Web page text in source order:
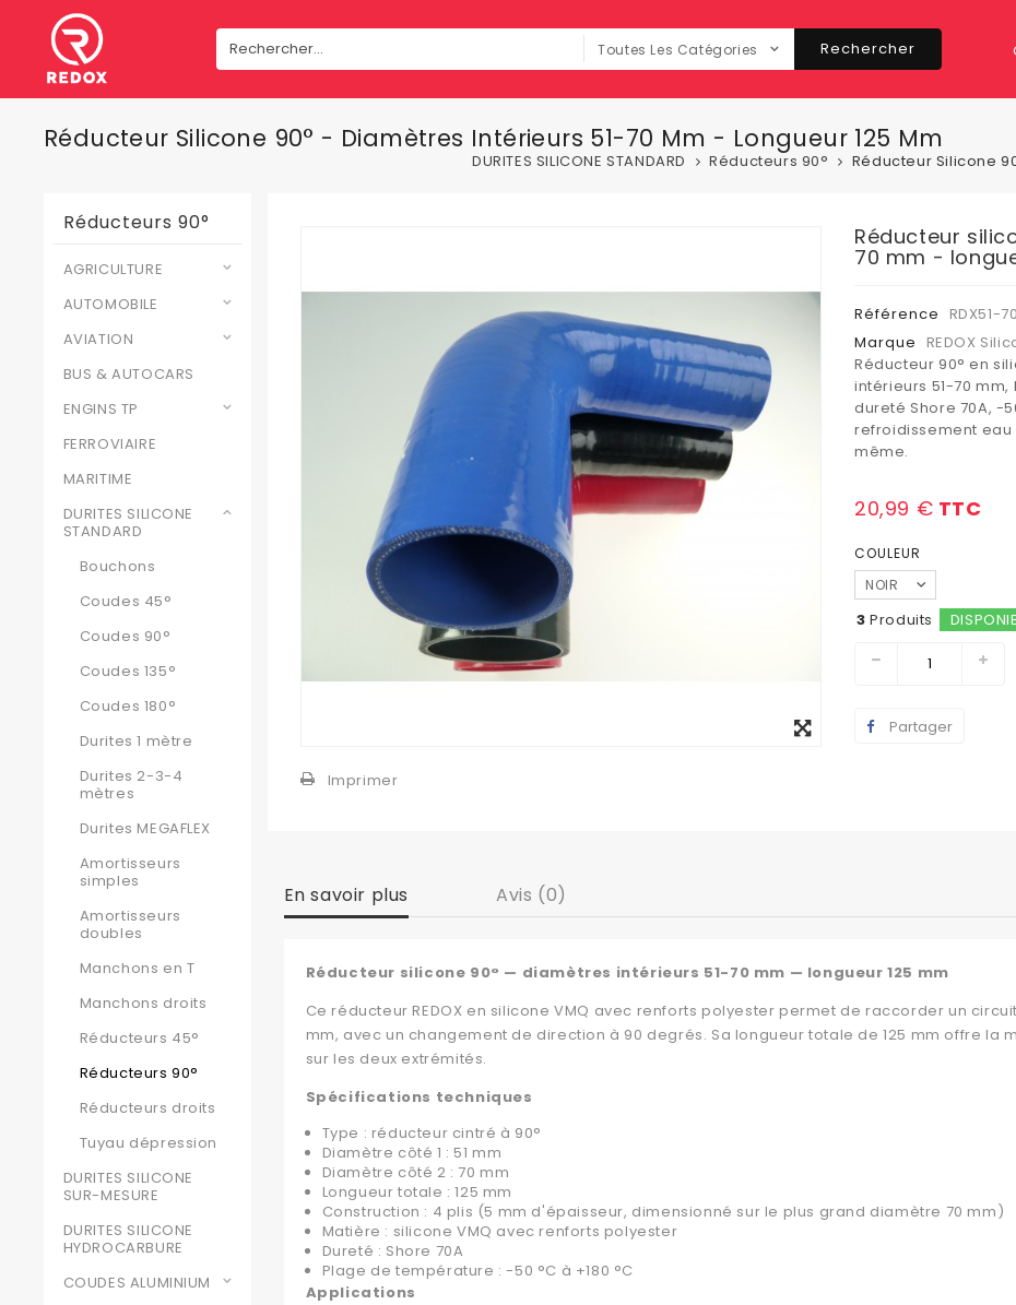
Toutes Les Catégories Rechercher
Réducteur Silicone 90° - Diamètres Intérieurs 51-70 Mm - Longueur 125 Mm
DURITES SILICONE STANDARD Réducteurs 90° Réducteur Silicone
Réducteurs 90°
AGRICULTURE
AUTOMOBILE
AVIATION
BUS & AUTOCARS
ENGINS TP
FERROVIAIRE
MARITIME
DURITES SILICONE
STANDARD
Bouchons
Coudes 45°
Coudes 90°
Coudes 135°
Coudes 180°
Durites 1 mètre
Durites 2-3-4
mètres
Durites MEGAFLEX
Amortisseurs
simples
Amortisseurs
doubles
Manchons en T
Manchons droits
Réducteurs 45°
Réducteurs 90°
Réducteurs droits
Tuyau dépression
DURITES SILICONE
SUR-MESURE
DURITES SILICONE
HYDROCARBURE
COUDES ALUMINIUM
Imprimer
Réducteur
70 mm -
Référence
RDX51-
Marque
REDOX
Réducteur 90° en
intérieurs 51-70
dureté Shore 70A, -
refroidissement eau
même.
20,99 € TTC
COULEUR
NOIR
3 Produits
Partager
En savoir plus Avis (0)
Réducteur silicone 90° — diamètres intérieurs 51-70 mm — longueur 125 mm
Ce réducteur REDOX en silicone VMQ avec renforts polyester permet de raccorder un
mm, avec un changement de direction à 90 degrés. Sa longueur totale de 125 mm offre
sur les deux extrémités.
Spécifications techniques
Type : réducteur cintré à 90°
Diamètre côté 1 : 51 mm
Diamètre côté 2 : 70 mm
Longueur totale : 125 mm
Construction : 4 plis (5 mm d'épaisseur, dimensionné sur le plus grand diamètre 70 mm)
Matière : silicone VMQ avec renforts polyester
Dureté : Shore 70A
Plage de température : -50 °C à +180 °C
Applications